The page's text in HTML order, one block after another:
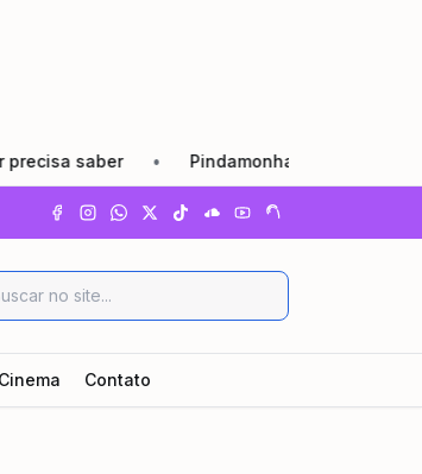
saber • Pindamonhangaba lança Agosto
Cinema Contato